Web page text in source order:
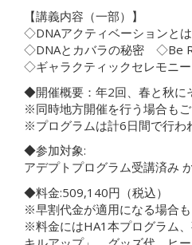
【講義内容（一部）】
◇DNAアクティベーションと
◇DNAとカバラの秘密 ◇Be
◇ギャラクティックセレモニ
◆開催概要：年2回、春と秋に
※同時地方開催を行う場合も
※プログラムは計6日間で行わ
◆参加対象:
アデプトプログラム受講済み
◆料金:509,140‬円（税込）
※早割代金が適用になる場合
※料金にはHA1本プログラム